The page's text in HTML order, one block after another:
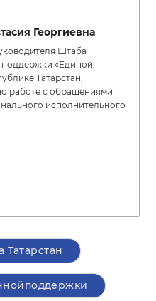
Георгиевна
Штаба
«Единой
Татарстан,
работе с обращениями
исполнительного
Татарстан